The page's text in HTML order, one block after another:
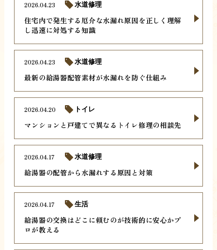
住宅内で発生する厄介な水漏れ原因を正しく理解
し迅速に対処する知識
2026.04.23 水道修理
最新の給湯器配管素材が水漏れを防ぐ仕組み
2026.04.23 水道修理
マンションと戸建てで異なるトイレ修理の相談先
2026.04.20 トイレ
給湯器の配管から水漏れする原因と対策
2026.04.17 水道修理
給湯器の交換はどこに頼むのが技術的に安心かプ
ロが教える
2026.04.17 生活